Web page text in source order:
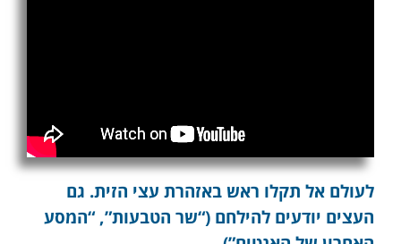
לעולם אל תקלו ראש באזהרת עצי הזית. גם
העצים יודעים להילחם (“שר הטבעות”, “המסע